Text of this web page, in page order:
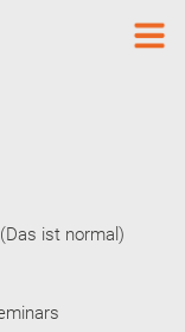
ist normal)